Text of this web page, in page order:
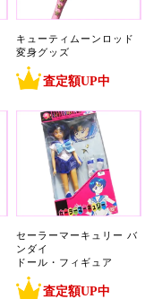
キューティムーンロッド
変身グッズ
査定額UP中
セーラーマーキュリー バ
ンダイ
ドール・フィギュア
査定額UP中